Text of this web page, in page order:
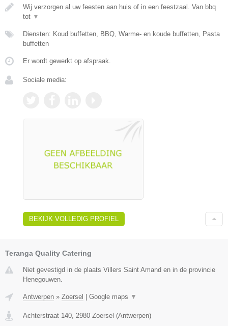
Wij verzorgen al uw feesten aan huis of in een feestzaal. Van bbq
tot ▼
Diensten: Koud buffetten, BBQ, Warme- en koude buffetten, Pasta
buffetten
Er wordt gewerkt op afspraak.
Sociale media:
BEKIJK VOLLEDIG PROFIEL
Teranga Quality Catering
Niet gevestigd in de plaats Villers Saint Amand en in de provincie
Henegouwen.
Antwerpen » Zoersel Google maps ▼
Achterstraat 140, 2980 Zoersel (Antwerpen)